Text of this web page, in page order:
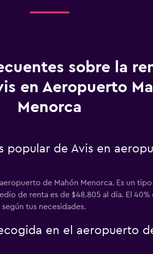
sobre la
en Aeropuerto
Menorca
popular de Avis en
de Mahón Menorca. Es un
de renta es de $48.805 al día. El
tus necesidades.
en el aeropuerto